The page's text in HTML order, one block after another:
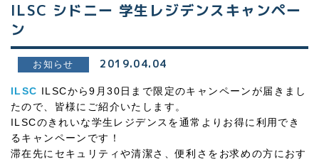
ILSC シドニー 学生レジデンスキャンペー
ン
お知らせ 2019.04.04
ILSC ILSCから9月30日まで限定のキャンペーンが届きまし
たので、皆様にご紹介いたします。
ILSCのきれいな学生レジデンスを通常よりお得に利用でき
るキャンペーンです！
滞在先にセキュリティや清潔さ、便利さをお求めの方におす